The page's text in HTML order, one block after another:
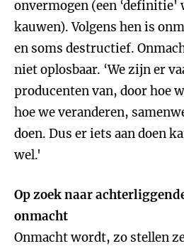
onvermogen (een ‘definitie'
kauwen). Volgens hen is
en soms destructief.
niet oplosbaar. ‘We zijn er
producenten van, door hoe
hoe we veranderen,
doen. Dus er iets aan doen
wel.'
Op zoek naar
onmacht
Onmacht wordt, zo stellen